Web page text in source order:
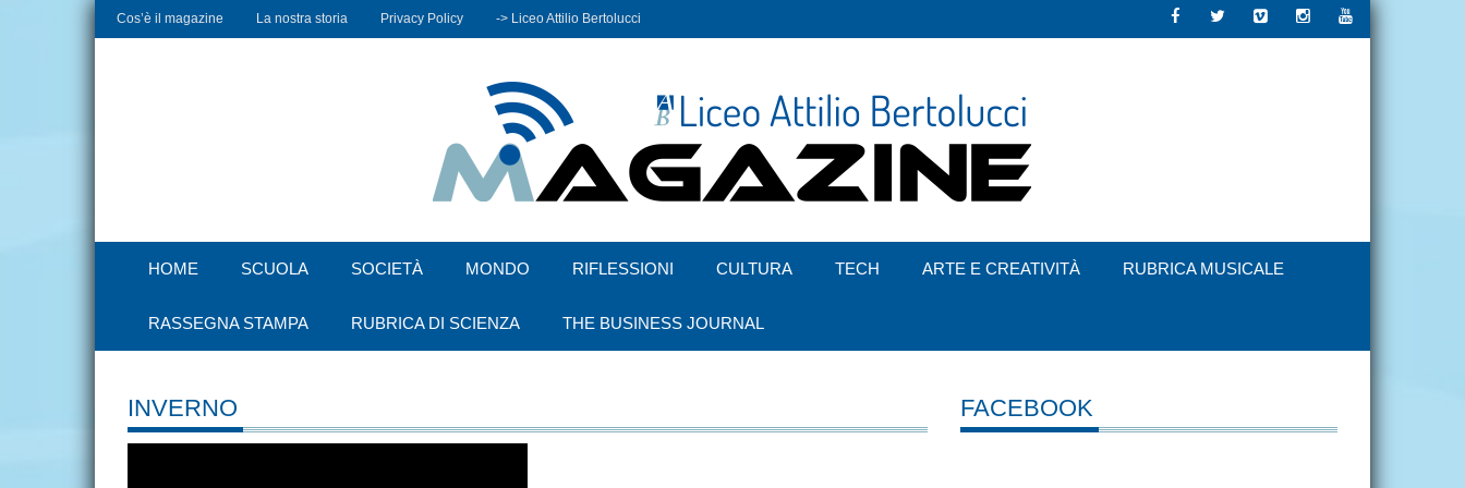
Cos’è il magazine La nostra storia Privacy Policy -> Liceo Attilio Bertolucci
HOME SCUOLA SOCIETÀ MONDO RIFLESSIONI CULTURA TECH ARTE E CREATIVITÀ RUBRICA MUSICALE
RASSEGNA STAMPA RUBRICA DI SCIENZA THE BUSINESS JOURNAL
INVERNO FACEBOOK